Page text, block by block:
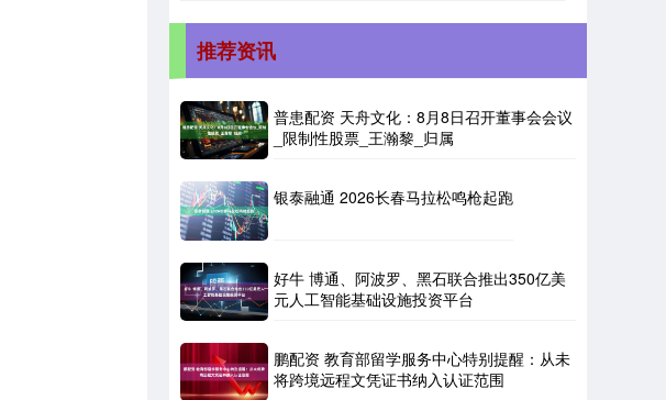
推荐资讯
普患配资 天舟文化：8月8日召开董事会会议
_限制性股票_王瀚黎_归属
银泰融通 2026长春马拉松鸣枪起跑
好牛 博通、阿波罗、黑石联合推出350亿美
元人工智能基础设施投资平台
鹏配资 教育部留学服务中心特别提醒：从未
将跨境远程文凭证书纳入认证范围